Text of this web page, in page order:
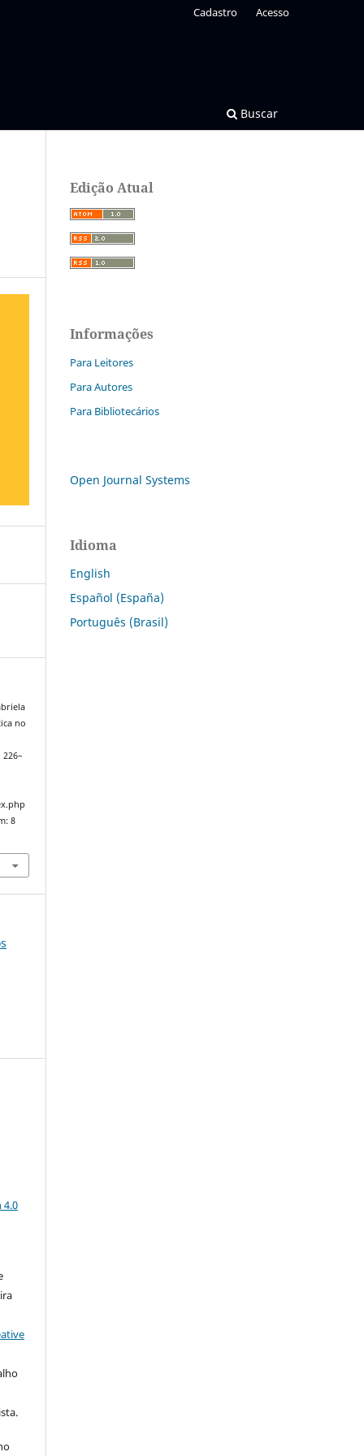
Buscar
Cadastro Acesso
no
226–
8
4.0
Edição Atual
Informações
Para Leitores
Para Autores
Para Bibliotecários
Open Journal Systems
Idioma
English
Español (España)
Português (Brasil)